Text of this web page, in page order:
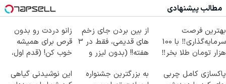
مطالب پیشنهادی
بهترین فرصت
سرمایه‌گذاری‼️ با 100
هزار تومان طلا بخر‼️
از بین بردن جای زخم
های قدیمی، فقط در 3
هفته!! (بدون لیزر و
زانو دردت رو بدون
قرص برای همیشه
خوب کن! (قدم اول،
پاکسازی کامل چربی
به بزرگترین جشنواره
این نوشیدنی گیاهی